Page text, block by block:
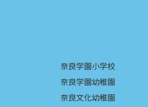
奈良学園小学校
奈良学園幼稚園
奈良文化幼稚園